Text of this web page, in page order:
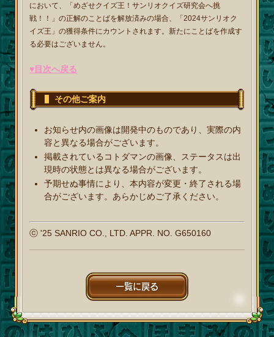
において、「めざせクイズ王！サンリオクイズ研究会へ挑
戦！！」の正解のことばを解放済みの場合、「2024サンリオク
イズ王」の獲得条件にカウントされます。新たにことばを作成す
る必要はございません。
♥目次へ戻る
その他ご案内
お知らせ内の画像は開発中のものであり、実際の内
容と異なる場合がございます。
掲載されているコトダマンの画像、ステータスは出
現時の状態とは異なる場合がございます。
予期せぬ事情により、本内容が変更・終了される場
合がございます。あらかじめご了承ください。
ⓒ '25 SANRIO CO., LTD. APPR. NO. G650160
一覧に戻る